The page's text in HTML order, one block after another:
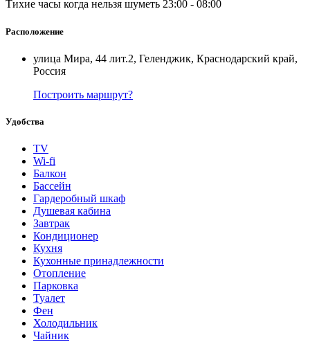
Тихие часы когда нельзя шуметь 23:00 - 08:00
Расположение
улица Мира, 44 лит.2, Геленджик, Краснодарский край,
Россия
Построить маршрут?
Удобства
TV
Wi-fi
Балкон
Бассейн
Гардеробный шкаф
Душевая кабина
Завтрак
Кондиционер
Кухня
Кухонные принадлежности
Отопление
Парковка
Туалет
Фен
Холодильник
Чайник